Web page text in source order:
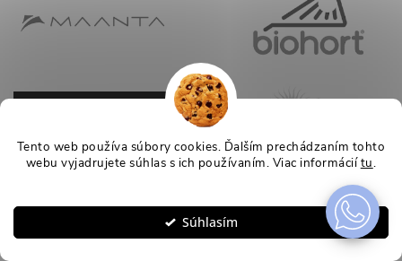
Tento web používa súbory cookies. Ďalším prechádzaním tohto
webu vyjadrujete súhlas s ich používaním. Viac informáciítu.
Súhlasím